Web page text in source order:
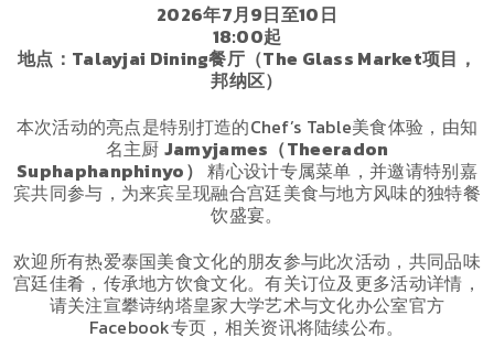
2026年7月9日至10日
18:00起
地点：Talayjai Dining餐厅（The Glass Market项目，
邦纳区）
本次活动的亮点是特别打造的Chef’s Table美食体验，由知
名主厨 Jamyjames（Theeradon
Suphaphanphinyo） 精心设计专属菜单，并邀请特别嘉
宾共同参与，为来宾呈现融合宫廷美食与地方风味的独特餐
饮盛宴。
欢迎所有热爱泰国美食文化的朋友参与此次活动，共同品味
宫廷佳肴，传承地方饮食文化。有关订位及更多活动详情，
请关注宣攀诗纳塔皇家大学艺术与文化办公室官方
Facebook专页，相关资讯将陆续公布。